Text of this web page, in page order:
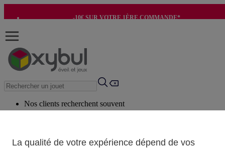
-10€ SUR VOTRE 1ÈRE COMMANDE*
Nos clients recherchent souvent
Conseils suggérés
La qualité de votre expérience dépend de vos